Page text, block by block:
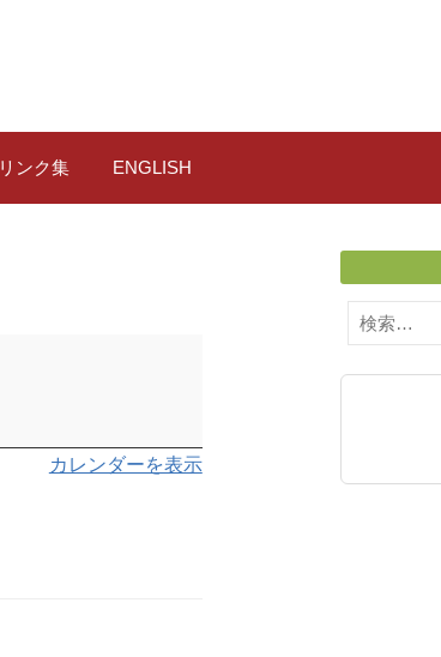
リンク集 ENGLISH
カレンダーを表示
検
索: